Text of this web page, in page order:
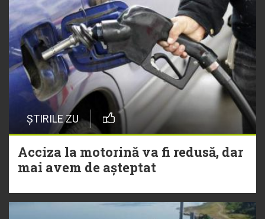
ȘTIRILE ZU
Acciza la motorină va fi redusă, dar
mai avem de așteptat